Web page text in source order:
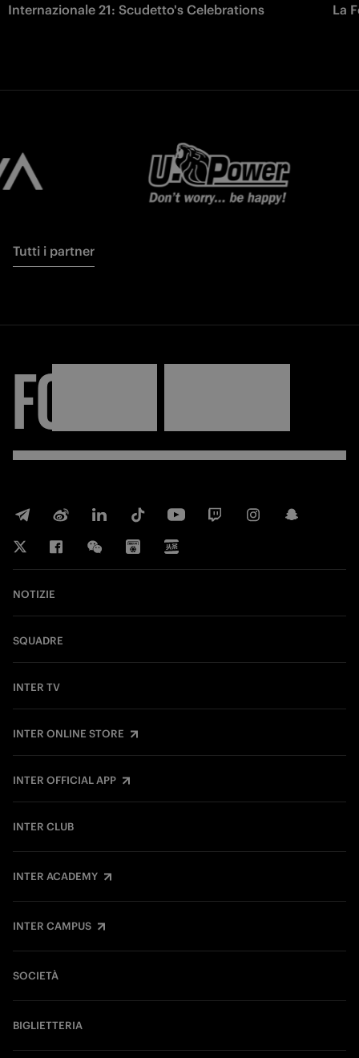
Internazionale 21: Scudetto's Celebrations La
Tutti i partner
FORZA
NOTIZIE
SQUADRE
INTER TV
INTER ONLINE STORE
INTER OFFICIAL APP
INTER CLUB
INTER ACADEMY
INTER CAMPUS
SOCIETÀ
BIGLIETTERIA